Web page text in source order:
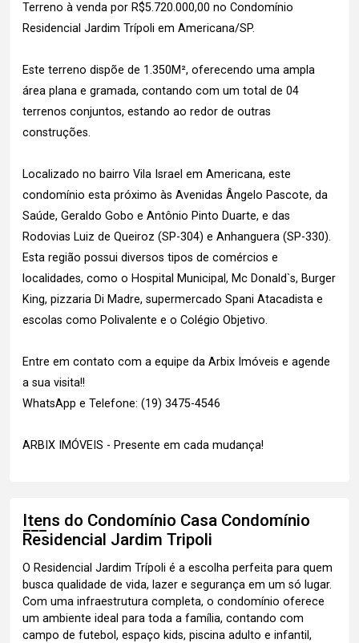
Terreno à venda por R$5.720.000,00 no Condomínio
Residencial Jardim Trípoli em Americana/SP.
Este terreno dispõe de 1.350M², oferecendo uma ampla
área plana e gramada, contando com um total de 04
terrenos conjuntos, estando ao redor de outras
construções.
Localizado no bairro Vila Israel em Americana, este
condomínio esta próximo às Avenidas Ângelo Pascote, da
Saúde, Geraldo Gobo e Antônio Pinto Duarte, e das
Rodovias Luiz de Queiroz (SP-304) e Anhanguera (SP-330).
Esta região possui diversos tipos de comércios e
localidades, como o Hospital Municipal, Mc Donald`s, Burger
King, pizzaria Di Madre, supermercado Spani Atacadista e
escolas como Polivalente e o Colégio Objetivo.
Entre em contato com a equipe da Arbix Imóveis e agende
a sua visita!!
WhatsApp e Telefone: (19) 3475-4546
ARBIX IMÓVEIS - Presente em cada mudança!
Itens do Condomínio Casa Condomínio
Residencial Jardim Tripoli
O Residencial Jardim Trípoli é a escolha perfeita para quem
busca qualidade de vida, lazer e segurança em um só lugar.
Com uma infraestrutura completa, o condomínio oferece
um ambiente ideal para toda a família, contando com
campo de futebol, espaço kids, piscina adulto e infantil,